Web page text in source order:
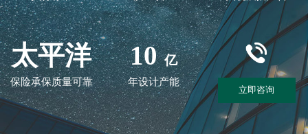
太平洋
保险承保质量可靠
10 亿
年设计产能
立即咨询